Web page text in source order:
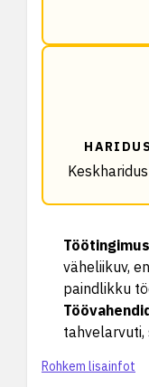
väheliikuv,
paindlikku
tahvelarvuti,
Rohkem lisainfot